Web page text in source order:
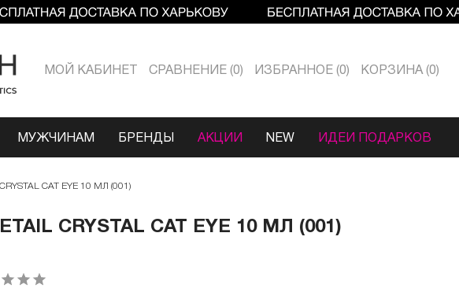
МОЙ КАБИНЕТ СРАВНЕНИЕ 0 ИЗБРАННОЕ 0 КОРЗИНА 0
МУЖЧИНАМ БРЕНДЫ АКЦИИ NEW ИДЕИ ПОДАРКОВ
CAT EYE 10 МЛ (001)
CRYSTAL CAT EYE 10 МЛ (001)